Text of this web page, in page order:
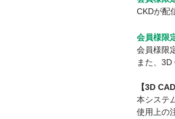
CKDが配
会員様限
会員様限
また、
【3D
本システ
使用上の